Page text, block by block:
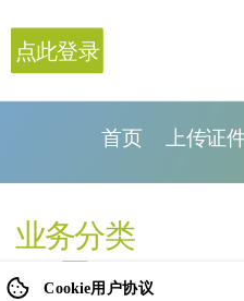
点此登录
首页 上传证
业务分类
Business Classification
Cookie用户协议